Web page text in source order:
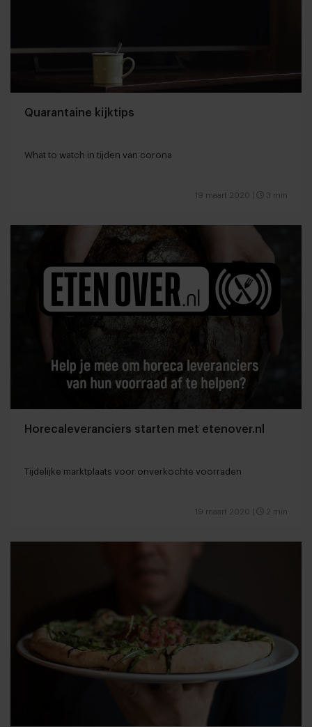
Quarantaine kijktips
What to watch in tijden van corona
19 maart 2020 3 min
Horecaleveranciers starten met etenover.nl
Tijdelijke marktplaats voor onverkochte voorraden
19 maart 2020 2 min